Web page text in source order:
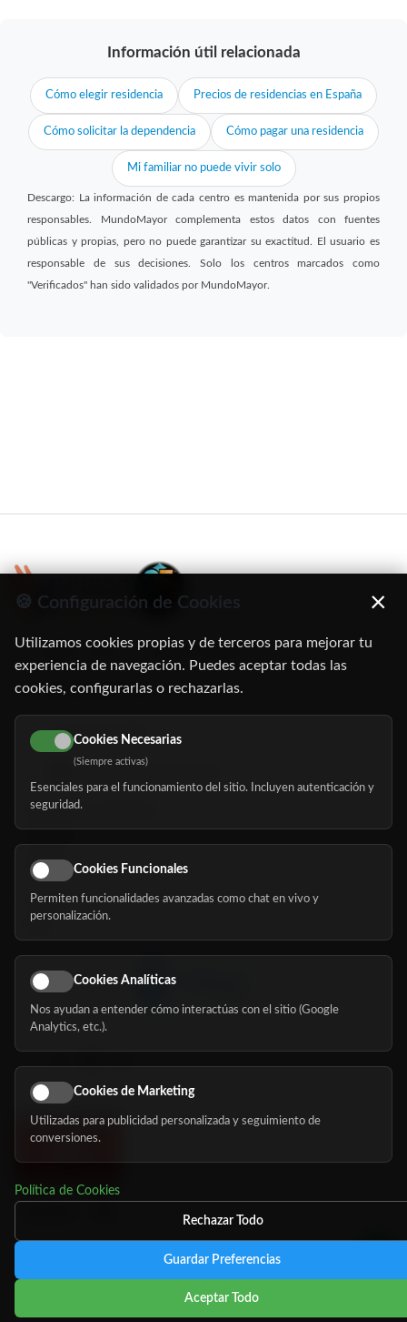
Información útil relacionada
Cómo elegir residencia Precios de residencias en España
Cómo solicitar la dependencia Cómo pagar una residencia
Mi familiar no puede vivir solo
Descargo: La información de cada centro es mantenida por sus propios
responsables. MundoMayor complementa estos datos con fuentes
públicas y propias, pero no puede garantizar su exactitud. El usuario es
responsable de sus decisiones. Solo los centros marcados como
"Verificados" han sido validados por MundoMayor.
C/ Oruro, 11. 28016 Madrid
91 345 06 26
616 113 103
hola@mundomayor.com
Buscador de residencias
Eventos
Nosotros
Síguenos
© Copyright 2026 MundoMayor Aviso de privacidad
Aviso
🍪 Configuración de Cookies ×
Utilizamos cookies propias y de terceros para mejorar tu
experiencia de navegación. Puedes aceptar todas las
cookies, configurarlas o rechazarlas.
Cookies Necesarias
(Siempre activas)
Esenciales para el funcionamiento del sitio. Incluyen autenticación y
seguridad.
Cookies Funcionales
Permiten funcionalidades avanzadas como chat en vivo y
personalización.
Cookies Analíticas
Nos ayudan a entender cómo interactúas con el sitio (Google
Analytics, etc.).
Cookies de Marketing
Utilizadas para publicidad personalizada y seguimiento de
conversiones.
Política de Cookies
Rechazar Todo
Guardar Preferencias
Aceptar Todo